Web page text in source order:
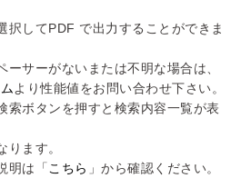
択してPDF で出力することができま
ーサーがないまたは不明な場合は、
より性能値をお問い合わせ下さい。
索ボタンを押すと検索内容一覧が表
ります。
明は「こちら 」から確認ください。